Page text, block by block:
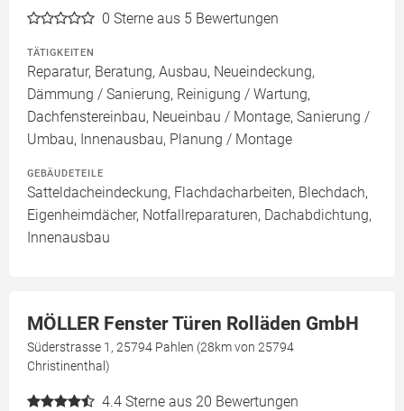
0 Sterne aus 5 Bewertungen
TÄTIGKEITEN
Reparatur, Beratung, Ausbau, Neueindeckung,
Dämmung / Sanierung, Reinigung / Wartung,
Dachfenstereinbau, Neueinbau / Montage, Sanierung /
Umbau, Innenausbau, Planung / Montage
GEBÄUDETEILE
Satteldacheindeckung, Flachdacharbeiten, Blechdach,
Eigenheimdächer, Notfallreparaturen, Dachabdichtung,
Innenausbau
MÖLLER Fenster Türen Rolläden GmbH
Süderstrasse 1, 25794 Pahlen (28km von 25794
Christinenthal)
4.4 Sterne aus 20 Bewertungen